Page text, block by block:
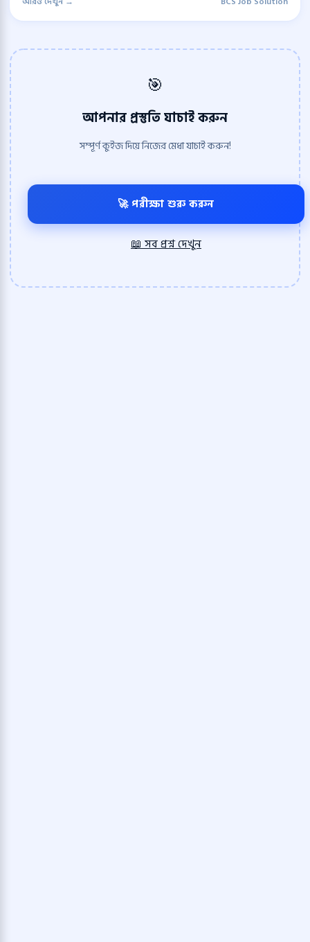
🎯
আপনার প্রস্তুতি যাচাই করুন
সম্পূর্ণ কুইজ দিয়ে নিজের মেধা যাচাই করুন!
🚀 পরীক্ষা শুরু করুন
📖 সব প্রশ্ন দেখুন